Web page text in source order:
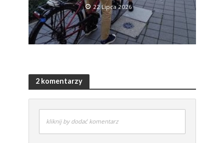
22 Lipca 2026
2 komentarzy
kliknij by dodać komentarz